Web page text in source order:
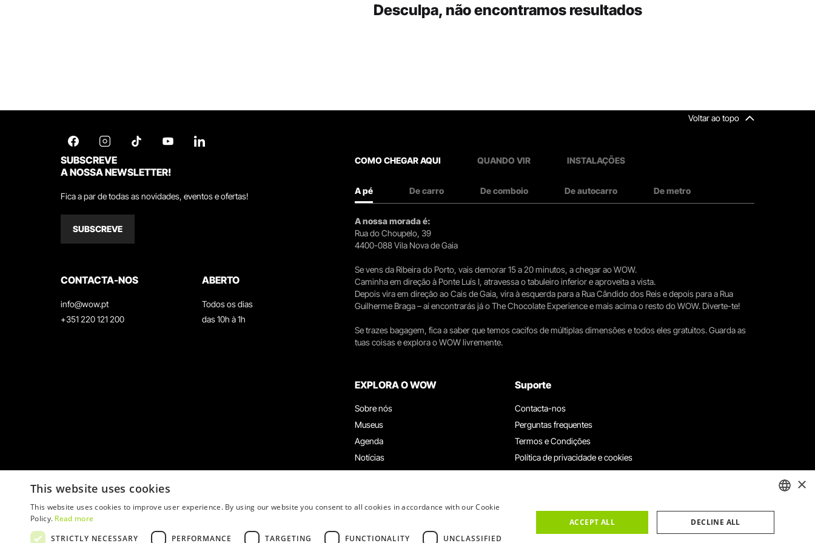
Desculpa, não encontramos resultados
Voltar ao topo
SUBSCREVE
A NOSSA NEWSLETTER!
Fica a par de todas as novidades, eventos e ofertas!
SUBSCREVE
CONTACTA-NOS
info@wow.pt
+351 220 121 200
ABERTO
Todos os dias
das 10h à 1h
COMO CHEGAR AQUI QUANDO VIR INSTALAÇÕES
A pé De carro De comboio De autocarro De metro
A nossa morada é:
Rua do Choupelo, 39
4400-088 Vila Nova de Gaia
Se vens da Ribeira do Porto, vais demorar 15 a 20 minutos, a chegar ao WOW.
Caminha em direção à Ponte Luís I, atravessa o tabuleiro inferior e aproveita a vista.
Depois vira em direção ao Cais de Gaia, vira à esquerda para a Rua Cândido dos Reis e depois para a Rua
Guilherme Braga – aí encontrarás já o The Chocolate Experience e mais acima o resto do WOW. Diverte-te!
Se trazes bagagem, fica a saber que temos cacifos de múltiplas dimensões e todos eles gratuitos. Guarda as
tuas coisas e explora o WOW livremente.
EXPLORA O WOW
Sobre nós
Museus
Agenda
Notícias
Restaurantes
Grupos e Eventos
Suporte
Contacta-nos
Perguntas frequentes
Termos e Condições
Política de privacidade e cookies
Trabalha connosco
×
This website uses cookies
This website uses cookies to improve user experience. By using our website you consent to all cookies in accordance with our Cookie
Policy. Read more
STRICTLY NECESSARY
PERFORMANCE TARGETING FUNCTIONALITY UNCLASSIFIED
ACCEPT ALL DECLINE ALL